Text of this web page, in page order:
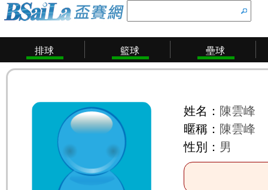
排球 籃球 壘球
姓名： 陳雲峰
暱稱： 陳雲峰
性別： 男